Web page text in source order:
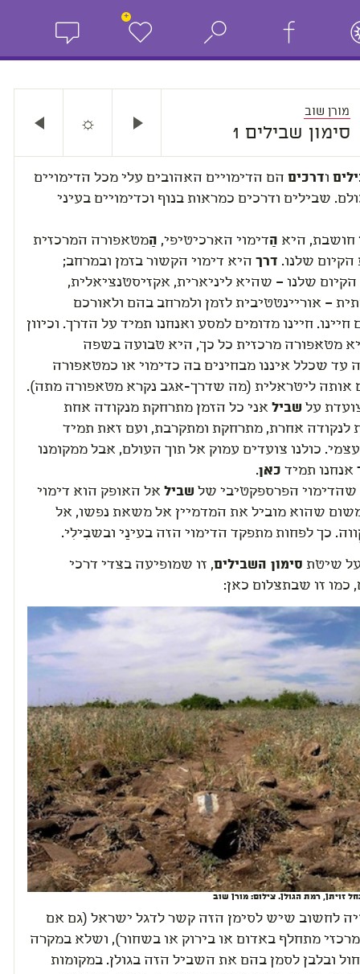
+
מורן שוב
סימון שבילים 1 ☼
ודרכיםהם הדימויים האהובים עלי מכל הדימויים
שבילים ודרכים כמראות בנוף וכדימויים בעיני
חושבת, היא הַדימוי הארכיטיפי, הַמטאפורה המרכזית
שלנו. דרך היא דימוי הקשור בזמן ובמרחב;
שלנו – שהיא ליניארית, אקזיסטנציאלית,
– אוריינטטיבית לזמן ולמרחב בהם ולאורכם
חיינו. חיינו מדומים למסע ואנחנו תמיד על הדרך. וכיוון
מטאפורה מרכזית כל כך, היא טבועה בשפה
עד שכלל איננו מבחינים בה כדימוי או כמטאפורה
אותה ליטראלית (מה שדרך-אגב נקרא מטאפורה מתה).
על שביל אני כל הזמן מתרחקת מנקודה אחת
לנקודה אחרת, מתרחקת ומתקרבת, ועם זאת תמיד
כולנו צועדים עמוק אל תוך העולם, אבל ממקומנו
אנחנו תמיד כאן.
שהדימוי הפרספקטיבי של שביל אל האופק הוא דימוי
שהוא מוביל את המדמיין אל משאת נפשו, אל
כך לפחות מתפקד הדימוי הזה בעינַי ובשבִילִי.
שיטת סימון השבילים, זו שמופיעה בצדי דרכי
כמו זו שבתצלום כאן:
זויתן, רמת הגולן. צילום: מורן שוב
לחשוב שיש לסימן הזה קשר לדגל ישראל (גם אם
מתחלף באדום או בירוק או בשחור), ושלא במקרה
ובלבן לסמן בהם את השביל הזה בגולן. במקומות